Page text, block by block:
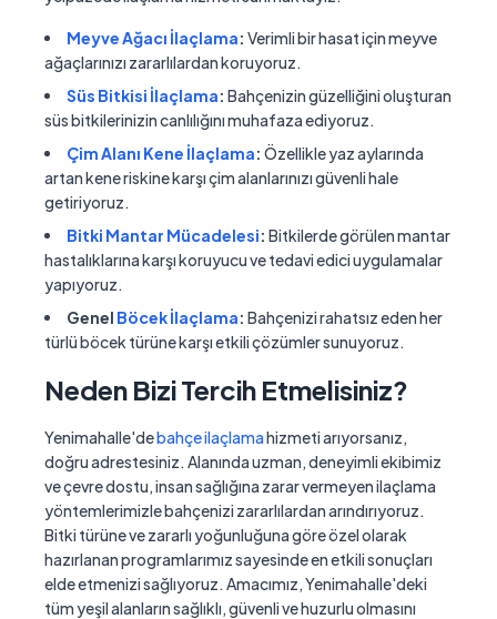
Meyve Ağacı İlaçlama: Verimli bir hasat için meyve
ağaçlarınızı zararlılardan koruyoruz.
Süs Bitkisi İlaçlama: Bahçenizin güzelliğini oluşturan
süs bitkilerinizin canlılığını muhafaza ediyoruz.
Çim Alanı Kene İlaçlama: Özellikle yaz aylarında
artan kene riskine karşı çim alanlarınızı güvenli hale
getiriyoruz.
Bitki Mantar Mücadelesi: Bitkilerde görülen mantar
hastalıklarına karşı koruyucu ve tedavi edici uygulamalar
yapıyoruz.
Genel Böcek İlaçlama: Bahçenizi rahatsız eden her
türlü böcek türüne karşı etkili çözümler sunuyoruz.
Neden Bizi Tercih Etmelisiniz?
Yenimahalle'debahçe ilaçlamahizmeti arıyorsanız,
doğru adrestesiniz. Alanında uzman, deneyimli ekibimiz
ve çevre dostu, insan sağlığına zarar vermeyen ilaçlama
yöntemlerimizle bahçenizi zararlılardan arındırıyoruz.
Bitki türüne ve zararlı yoğunluğuna göre özel olarak
hazırlanan programlarımız sayesinde en etkili sonuçları
elde etmenizi sağlıyoruz. Amacımız, Yenimahalle'deki
tüm yeşil alanların sağlıklı, güvenli ve huzurlu olmasını